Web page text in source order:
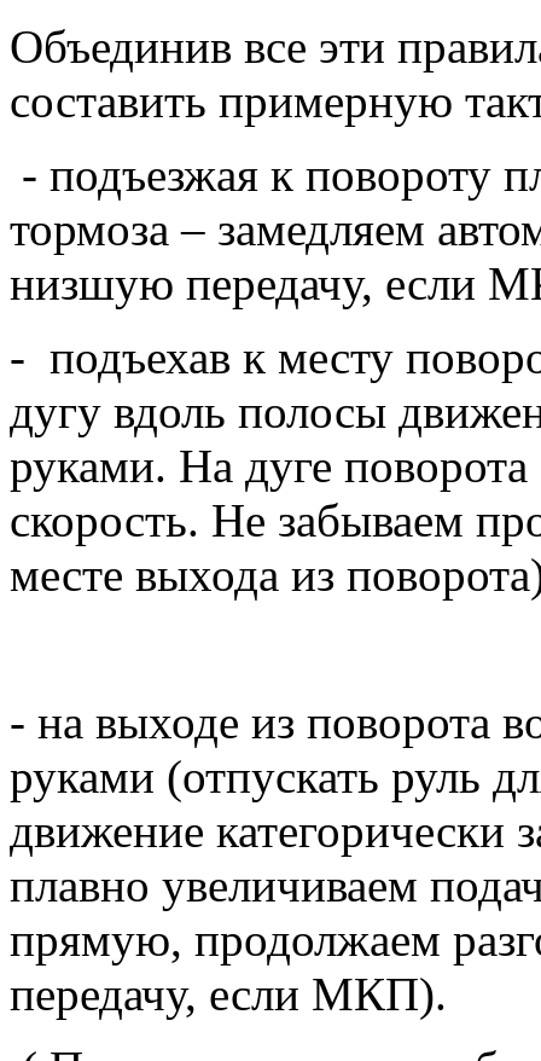
Объединив все эти
составить примерную
- подъезжая к повороту
тормоза – замедляем
низшую передачу, если
- подъехав к месту
дугу вдоль полосы
руками. На дуге
скорость. Не забываем
месте выхода из
- на выходе из поворота
руками (отпускать руль
движение категорически
плавно увеличиваем
прямую, продолжаем
передачу, если МКП).